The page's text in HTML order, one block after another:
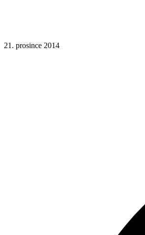
21. prosince 2014